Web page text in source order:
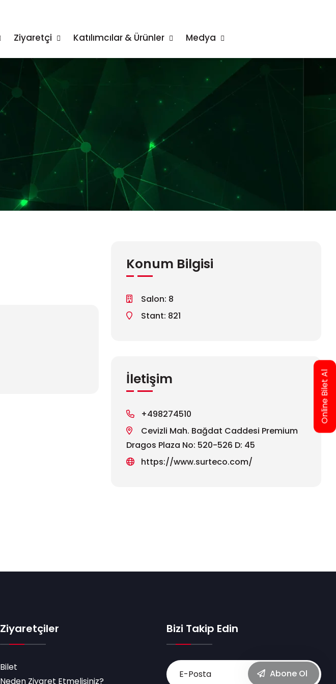
Ziyaretçi Katılımcılar & Ürünler Medya
Konum Bilgisi
Salon: 8
Stant: 821
İletişim
+498274510
Cevizli Mah. Bağdat Caddesi Premium
Dragos Plaza No: 520-526 D: 45
https://www.surteco.com/
Ziyaretçiler
Bilet
Neden Ziyaret Etmelisiniz?
Bizi Takip Edin
Abone Ol
Online Bilet Al